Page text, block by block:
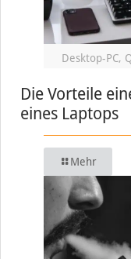
Desktop-PC,
Die Vorteile
eines Laptops
Mehr